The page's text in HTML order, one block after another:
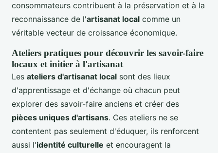
consommateurs contribuent à la préservation et à la
reconnaissance de l'artisanat local comme un
véritable vecteur de croissance économique.
Ateliers pratiques pour découvrir les savoir-faire
locaux et initier à l'artisanat
Les ateliers d'artisanat local sont des lieux
d'apprentissage et d'échange où chacun peut
explorer des savoir-faire anciens et créer des
pièces uniques d'artisans. Ces ateliers ne se
contentent pas seulement d'éduquer, ils renforcent
aussi l'identité culturelle et encouragent la